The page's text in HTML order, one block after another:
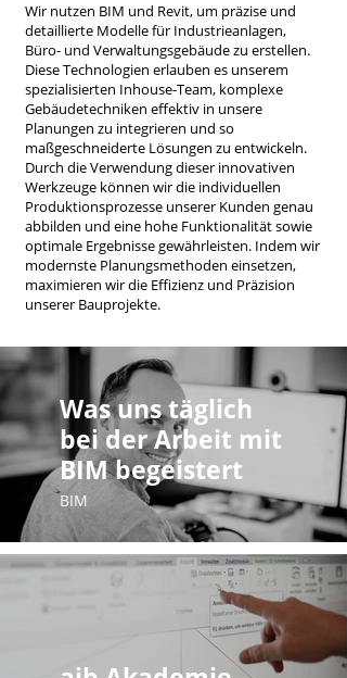
Wir nutzen BIM und Revit, um präzise und
detaillierte Modelle für Industrieanlagen,
Büro- und Verwaltungsgebäude zu erstellen.
Diese Technologien erlauben es unserem
spezialisierten Inhouse-Team, komplexe
Gebäudetechniken effektiv in unsere
Planungen zu integrieren und so
maßgeschneiderte Lösungen zu entwickeln.
Durch die Verwendung dieser innovativen
Werkzeuge können wir die individuellen
Produktionsprozesse unserer Kunden genau
abbilden und eine hohe Funktionalität sowie
optimale Ergebnisse gewährleisten. Indem wir
modernste Planungsmethoden einsetzen,
maximieren wir die Effizienz und Präzision
unserer Bauprojekte.
Was uns täglich
bei der Arbeit mit
BIM begeistert
BIM